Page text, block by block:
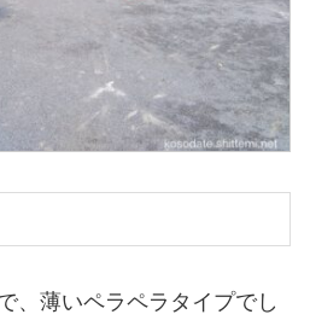
、薄いペラペラタイプでし